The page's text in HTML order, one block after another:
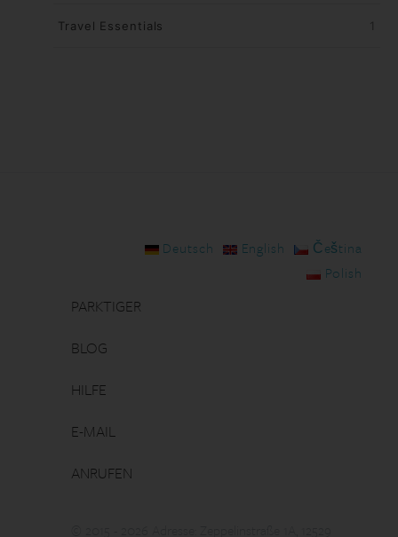
Travel Essentials 1
Deutsch English
Čeština
Polish
PARKTIGER
BLOG
HILFE
E-MAIL
ANRUFEN